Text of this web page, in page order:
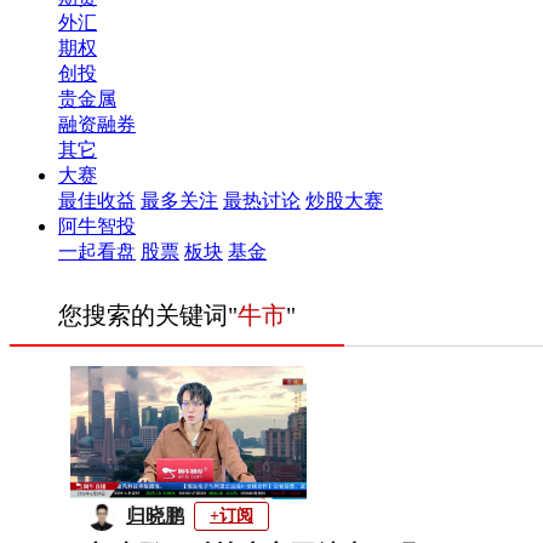
外汇
期权
创投
贵金属
融资融券
其它
大赛
最佳收益 最多关注 最热讨论 炒股大赛
阿牛智投
一起看盘 股票 板块 基金
您搜索的关键词"牛市"
归晓鹏 +订阅